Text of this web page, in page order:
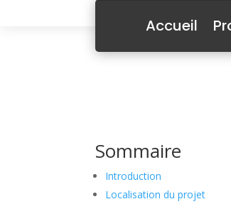
Accueil
Sommaire
Introduction
Localisation du projet